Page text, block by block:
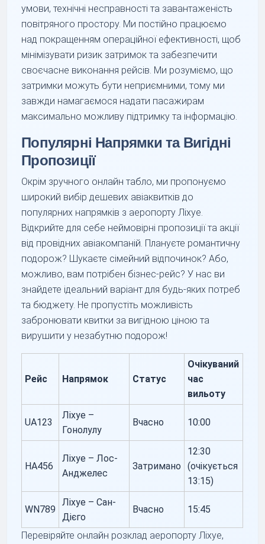
умови, технічні несправності та завантаженість
повітряного простору. Ми постійно працюємо
над покращенням операційної ефективності, щоб
мінімізувати ризик затримок та забезпечити
своєчасне виконання рейсів. Ми розуміємо, що
затримки можуть бути неприємними, тому ми
завжди намагаємося надати пасажирам
максимально можливу підтримку та інформацію.
Популярні Напрямки та Вигідні
Пропозиції
Окрім зручного онлайн табло, ми пропонуємо
широкий вибір дешевих авіаквитків до
популярних напрямків з аеропорту Ліхуе.
Відкрийте для себе неймовірні пропозиції та акції
від провідних авіакомпаній. Плануєте романтичну
подорож? Шукаєте сімейний відпочинок? Або,
можливо, вам потрібен бізнес-рейс? У нас ви
знайдете ідеальний варіант для будь-яких потреб
та бюджету. Не пропустіть можливість
забронювати квитки за вигідною ціною та
вирушити у незабутню подорож!
Рейс Напрямок Статус
Очікуваний
час
вильоту
UA123
Ліхуе –
Гонолулу
Вчасно 10:00
HA456
Ліхуе – Лос-
Анджелес
Затримано
12:30
(очікується
13:15)
WN789
Ліхуе – Сан-
Дієго
Вчасно 15:45
Перевіряйте онлайн розклад аеропорту Ліхуе,